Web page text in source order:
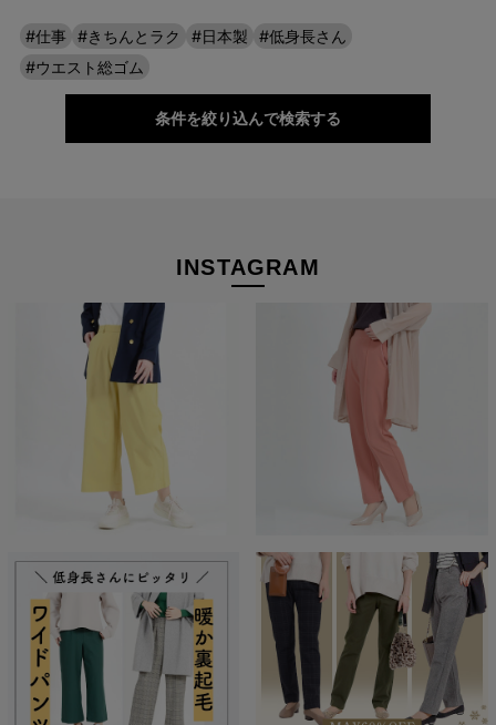
前開きできちんと感＆バックギャザーで更に
楽ラク
ウエストは前開きデザイン。きちんと見えするからビジネス使い
もOK！ ウエストの後ろにはギャザーを寄せているため、その日
#仕事 #きちんとラク #日本製
#低身長さん
#ウエスト総ゴム
条件を絞り込んで検索する
INSTAGRAM